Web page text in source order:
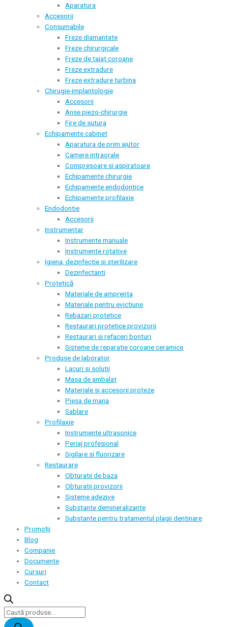
Aparatura
Accesorii
Consumabile
Freze diamantate
Freze chirurgicale
Freze de taiat coroane
Freze extradure
Freze extradure turbina
Chirugie-implantologie
Accesorii
Anse piezo-chirurgie
Fire de sutura
Echipamente cabinet
Aparatura de prim ajutor
Camere intraorale
Compresoare si aspiratoare
Echipamente chirurgie
Echipamente endodontice
Echipamente profilaxie
Endodontie
Accesorii
Instrumentar
Instrumente manuale
Instrumente rotative
Igiena, dezinfectie si sterilizare
Dezinfectanti
Protetică
Materiale de amprenta
Materiale pentru evictiune
Rebazari protetice
Restaurari protetice provizorii
Restaurari si refaceri bonturi
Sisteme de reparatie coroane ceramice
Produse de laborator
Lacuri si solutii
Masa de ambalat
Materiale si accesorii proteze
Piesa de mana
Sablare
Profilaxie
Instrumente ultrasonice
Periaj profesional
Sigilare si fluorizare
Restaurare
Obturatii de baza
Obturatii provizorii
Sisteme adezive
Substante demineralizante
Substante pentru tratamentul plagii dentinare
Promoții
Blog
Companie
Documente
Cursuri
Contact
Products
search